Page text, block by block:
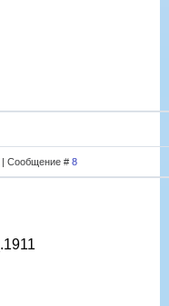
| Сообщение # 8